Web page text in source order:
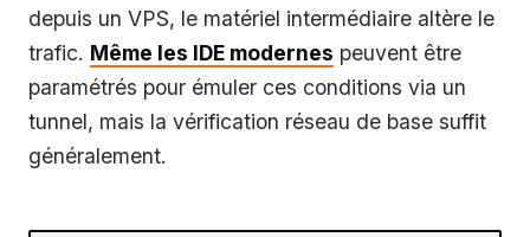
depuis un VPS, le matériel intermédiaire altère le
trafic. Même les IDE modernes peuvent être
paramétrés pour émuler ces conditions via un
tunnel, mais la vérification réseau de base suffit
généralement.